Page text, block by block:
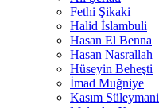
Fethi Şikaki
Halid İslambuli
Hasan El Benna
Hasan Nasrallah
Hüseyin Beheşti
İmad Muğniye
Kasım Süleymani